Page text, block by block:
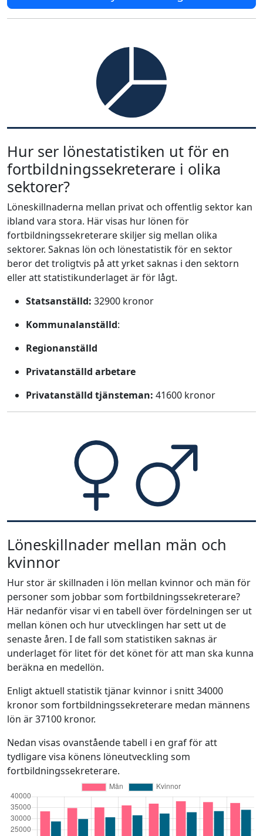
Hur ser lönestatistiken ut för en
fortbildningssekreterare i olika
sektorer?
Löneskillnaderna mellan privat och offentlig sektor kan
ibland vara stora. Här visas hur lönen för
fortbildningssekreterare skiljer sig mellan olika
sektorer. Saknas lön och lönestatistik för en sektor
beror det troligtvis på att yrket saknas i den sektorn
eller att statistikunderlaget är för lågt.
Statsanställd: 32900 kronor
Kommunalanställd:
Regionanställd
Privatanställd arbetare
Privatanställd tjänsteman: 41600 kronor
Löneskillnader mellan män och
kvinnor
Hur stor är skillnaden i lön mellan kvinnor och män för
personer som jobbar som fortbildningssekreterare?
Här nedanför visar vi en tabell över fördelningen ser ut
mellan könen och hur utvecklingen har sett ut de
senaste åren. I de fall som statistiken saknas är
underlaget för litet för det könet för att man ska kunna
beräkna en medellön.
Enligt aktuell statistik tjänar kvinnor i snitt 34000
kronor som fortbildningssekreterare medan männens
lön är 37100 kronor.
Nedan visas ovanstående tabell i en graf för att
tydligare visa könens löneutveckling som
fortbildningssekreterare.